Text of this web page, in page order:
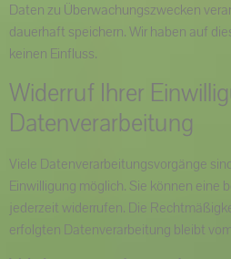
Daten zu Überwachungszwecken
dauerhaft speichern. Wir haben auf
keinen Einfluss.
Widerruf Ihrer
Datenverarbeitung
Viele Datenverarbeitungsvorgänge
Einwilligung möglich. Sie können eine
jederzeit widerrufen. Die
erfolgten Datenverarbeitung bleibt